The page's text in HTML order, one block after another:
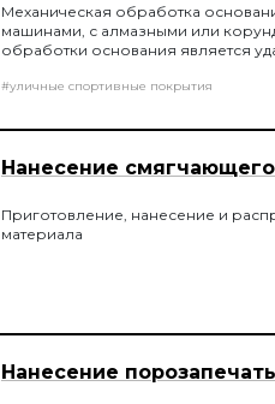
Механическая обработка
машинами, с алмазными или
обработки основания является
соединению покрытия и основы.
#уличные спортивные покрытия
Нанесение
Приготовление, нанесение и
материала
Нанесение